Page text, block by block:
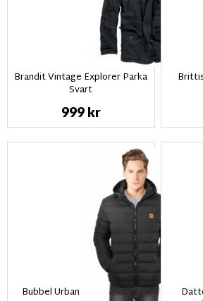
Brandit Vintage Explorer Parka
Svart
999 kr
Bubbel Urban classic Jacka -